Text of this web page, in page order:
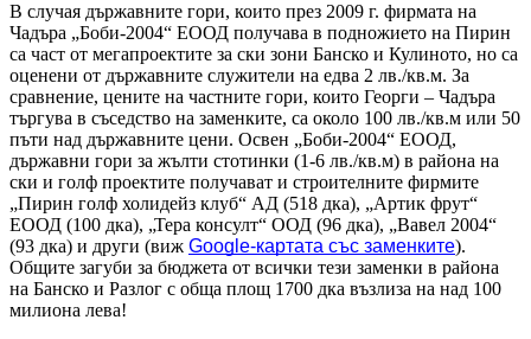
В случая държавните гори, които през 2009 г. фирмата на
Чадъра „Боби-2004“ ЕООД получава в подножието на Пирин
са част от мегапроектите за ски зони Банско и Кулиното, но са
оценени от държавните служители на едва 2 лв./кв.м. За
сравнение, цените на частните гори, които Георги – Чадъра
търгува в съседство на заменките, са около 100 лв./кв.м или 50
пъти над държавните цени. Освен „Боби-2004“ ЕООД,
държавни гори за жълти стотинки (1-6 лв./кв.м) в района на
ски и голф проектите получават и строителните фирмите
„Пирин голф холидейз клуб“ АД (518 дка), „Артик фрут“
ЕООД (100 дка), „Тера консулт“ ООД (96 дка), „Вавел 2004“
(93 дка) и други (виж Google-картата със заменките).
Общите загуби за бюджета от всички тези заменки в района
на Банско и Разлог с обща площ 1700 дка възлиза на над 100
милиона лева!